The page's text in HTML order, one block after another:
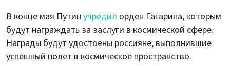
В конце мая Путин учредил орден Гагарина, которым
будут награждать за заслуги в космической сфере.
Награды будут удостоены россияне, выполнившие
успешный полет в космическое пространство.